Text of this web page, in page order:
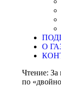
О
Чтение: За
по